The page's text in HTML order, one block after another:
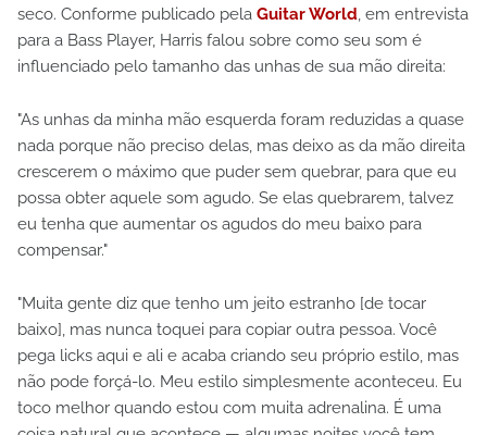
seco. Conforme publicado pela Guitar World, em entrevista
para a Bass Player, Harris falou sobre como seu som é
influenciado pelo tamanho das unhas de sua mão direita:
"As unhas da minha mão esquerda foram reduzidas a quase
nada porque não preciso delas, mas deixo as da mão direita
crescerem o máximo que puder sem quebrar, para que eu
possa obter aquele som agudo. Se elas quebrarem, talvez
eu tenha que aumentar os agudos do meu baixo para
compensar."
"Muita gente diz que tenho um jeito estranho [de tocar
baixo], mas nunca toquei para copiar outra pessoa. Você
pega licks aqui e ali e acaba criando seu próprio estilo, mas
não pode forçá-lo. Meu estilo simplesmente aconteceu. Eu
toco melhor quando estou com muita adrenalina. É uma